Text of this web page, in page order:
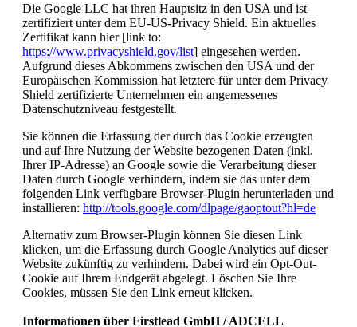
Die Google LLC hat ihren Hauptsitz in den USA und ist
zertifiziert unter dem EU-US-Privacy Shield. Ein aktuelles
Zertifikat kann hier [link to:
https://www.privacyshield.gov/list] eingesehen werden.
Aufgrund dieses Abkommens zwischen den USA und der
Europäischen Kommission hat letztere für unter dem Privacy
Shield zertifizierte Unternehmen ein angemessenes
Datenschutzniveau festgestellt.
Sie können die Erfassung der durch das Cookie erzeugten
und auf Ihre Nutzung der Website bezogenen Daten (inkl.
Ihrer IP-Adresse) an Google sowie die Verarbeitung dieser
Daten durch Google verhindern, indem sie das unter dem
folgenden Link verfügbare Browser-Plugin herunterladen und
installieren: http://tools.google.com/dlpage/gaoptout?hl=de
Alternativ zum Browser-Plugin können Sie diesen Link
klicken, um die Erfassung durch Google Analytics auf dieser
Website zukünftig zu verhindern. Dabei wird ein Opt-Out-
Cookie auf Ihrem Endgerät abgelegt. Löschen Sie Ihre
Cookies, müssen Sie den Link erneut klicken.
Informationen über Firstlead GmbH / ADCELL